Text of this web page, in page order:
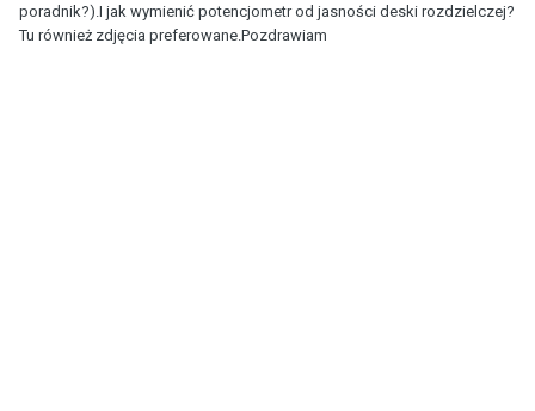
poradnik?).I jak wymienić potencjometr od jasności deski rozdzielczej?
Tu również zdjęcia preferowane.Pozdrawiam